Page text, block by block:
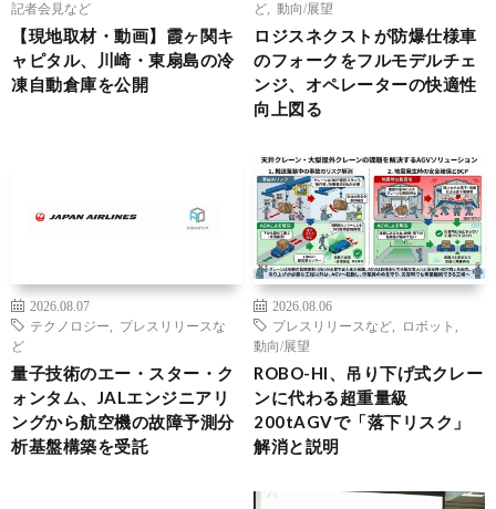
記者会見など
【現地取材・動画】霞ヶ関キ
ャピタル、川崎・東扇島の冷
凍自動倉庫を公開
ど
動向/展望
ロジスネクストが防爆仕様車
のフォークをフルモデルチェ
ンジ、オペレーターの快適性
向上図る
2026.08.07
テクノロジー
プレスリリースな
ど
量子技術のエー・スター・ク
ォンタム、JALエンジニアリ
ングから航空機の故障予測分
析基盤構築を受託
2026.08.06
プレスリリースなど
ロボット
動向/展望
ROBO-HI、吊り下げ式クレー
ンに代わる超重量級
200tAGVで「落下リスク」
解消と説明